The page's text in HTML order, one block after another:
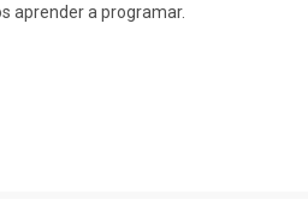
aprender a programar.